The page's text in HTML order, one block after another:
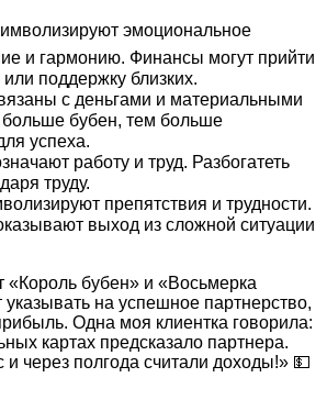
эмоциональное
и гармонию. Финансы могут прийти
поддержку близких.
с деньгами и материальными
бубен, тем больше
успеха.
работу и труд. Разбогатеть
труду.
препятствия и трудности.
выход из сложной ситуации
«Король бубен» и «Восьмерка
указывать на успешное партнерство,
Одна моя клиентка говорила:
картах предсказало партнера.
через полгода считали доходы!» 💵